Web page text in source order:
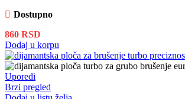
Dostupno
860 RSD
Dodaj u korpu
Uporedi
Brzi pregled